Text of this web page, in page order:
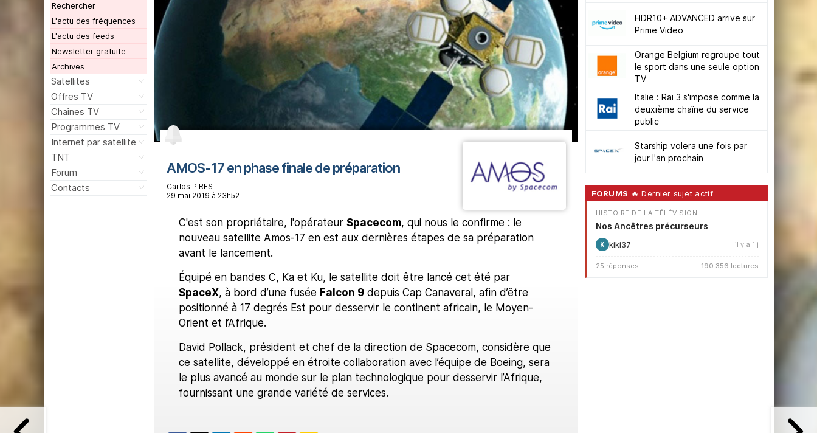
Rechercher
L'actu des fréquences
L'actu des feeds
Newsletter gratuite
Archives
Satellites
Offres TV
Chaînes TV
Programmes TV
Internet par satellite
TNT
Forum
Contacts
AMOS-17 en phase finale de préparation
Carlos PIRES
29 mai 2019 à 23h52
C'est son propriétaire, l'opérateur Spacecom, qui nous le confirme : le
nouveau satellite Amos-17 en est aux dernières étapes de sa préparation
avant le lancement.
Équipé en bandes C, Ka et Ku, le satellite doit être lancé cet été par
SpaceX, à bord d’une fusée Falcon 9depuis Cap Canaveral, afin d’être
positionné à 17 degrés Est pour desservir le continent africain, le Moyen-
Orient et l’Afrique.
David Pollack, président et chef de la direction de Spacecom, considère que
ce satellite, développé en étroite collaboration avec l’équipe de Boeing, sera
le plus avancé au monde sur le plan technologique pour desservir l’Afrique,
fournissant une grande variété de services.
HDR10+ ADVANCED arrive sur
Prime Video
Orange Belgium regroupe tout
le sport dans une seule option
TV
Italie : Rai 3 s'impose comme la
deuxième chaîne du service
public
Starship volera une fois par
jour l'an prochain
FORUMS 🔥 Dernier sujet actif
HISTOIRE DE LA TÉLÉVISION
Nos Ancêtres précurseurs
K kiki37 il y a 1 j
25 réponses 190 356 lectures